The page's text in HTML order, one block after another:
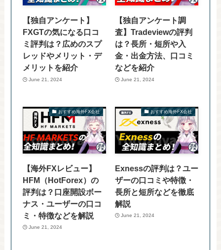
【独自アンケート】
FXGTの気になる口コ
ミ評判は？広めのスプ
レッドやメリット・デ
メリットを紹介
June 21, 2024
【独自アンケート調
査】Tradeviewの評判
は？長所・短所や入
金・出金方法、口コミ
などを紹介
June 21, 2024
おすすめ海外FX会社
【海外FXレビュー】
HFM（HotForex）の
評判は？口座開設ボー
ナス・ユーザーの口コ
ミ・特徴などを解説
June 21, 2024
おすすめ海外FX会社
Exnessの評判は？ユー
ザーの口コミや特徴・
長所と短所などを徹底
解説
June 21, 2024